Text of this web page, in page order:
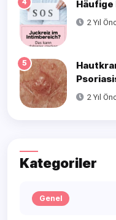
Häufige
2 Yıl
5
2 Yıl
Kategoriler
Genel